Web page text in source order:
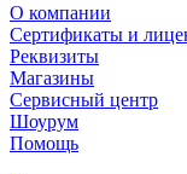
О компании
Сертификаты и
Реквизиты
Магазины
Сервисный центр
Шоурум
Помощь